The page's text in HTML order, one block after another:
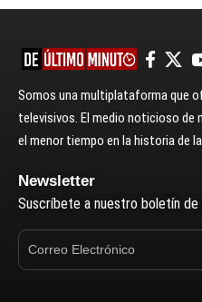
Somos una multiplataforma que
televisivos. El medio noticioso de
el menor tiempo en la historia de
Newsletter
Suscríbete a nuestro boletín de